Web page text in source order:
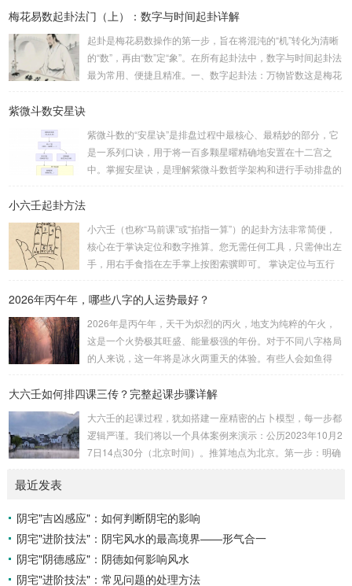
梅花易数起卦法门（上）：数字与时间起卦详解
起卦是梅花易数操作的第一步，旨在将混沌的“机”转化为清晰
的“数”，再由“数”定“象”。在所有起卦法中，数字与时间起卦法
最为常用、便捷且精准。一、数字起卦法：万物皆数这是梅花
卦。如果数字是偶数位，则前后平分；如果是奇数位，则前部
分比后部分少一位。例如，数字 256：前一位 2 为上卦后两
位...
紫微斗数安星诀
紫微斗数的“安星诀”是排盘过程中最核心、最精妙的部分，它
是一系列口诀，用于将一百多颗星曜精确地安置在十二宫之
中。掌握安星诀，是理解紫微斗数哲学架构和进行手动排盘的
赖关系，可以清晰地通过下图展现：二、 核心安星诀详解1.
安紫微星诀（定帝星）这是所有安星的第一步，至关重要。口
诀：紫微天机星逆行，隔一阳武天同行，...
小六壬起卦方法
小六壬（也称“马前课”或“掐指一算”）的起卦方法非常简便，
核心在于掌诀定位和数字推算。您无需任何工具，只需伸出左
手，用右手食指在左手掌上按图索骥即可。 掌诀定位与五行
吉。留连：位于食指指尖，属水，玄武，主数2、7、8，凶。
口：位于无名指指尖，属金，白虎，主数4、1、2，凶。小
吉：位于无名指根部，属木，六合，主数5、3、8，吉。空
亡：位于中指根部，属土，勾陈，...
2026年丙午年，哪些八字的人运势最好？
2026年是丙午年，天干为炽烈的丙火，地支为纯粹的午火，
这是一个火势极其旺盛、能量极强的年份。对于不同八字格局
的人来说，这一年将是冰火两重天的体验。有些人会如鱼得
理：吉凶在于平衡与需求八字讲究五行平衡与“喜用神”。喜用
26年丙午，是火力全开的一年。因此：八字命局中“喜火”、“用
火”的人，等于得到了天地最强能量的帮助，犹如天降神助，
运势自然一飞冲天。八字命局中“忌火”的人...
大六壬如何排四课三传？完整起课步骤详解
大六壬的起课过程，犹如搭建一座精密的占卜模型，每一步都
逻辑严谨。我们将以一个具体案例来演示：公历2023年10月2
7日14点30分（北京时间）。推算地点为北京。第一步：明确
你需要：一张空白的天地盘（内含十二地支）、月将、当天日
干日支。第二步：核心步骤——排四课四课是“三传”之母，此
步必须精准。1. 定月将（布“天盘”的...
最近发表
阴宅"吉凶感应"：如何判断阴宅的影响
阴宅"进阶技法"：阴宅风水的最高境界——形气合一
阴宅"阴德感应"：阴德如何影响风水
阴宅"进阶技法"：常见问题的处理方法